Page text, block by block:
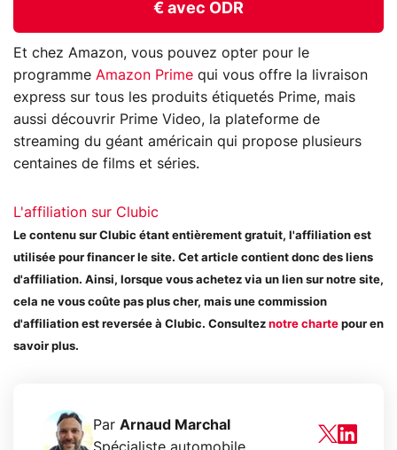
€ avec ODR
Et chez Amazon, vous pouvez opter pour le
programme Amazon Prime qui vous offre la livraison
express sur tous les produits étiquetés Prime, mais
aussi découvrir Prime Video, la plateforme de
streaming du géant américain qui propose plusieurs
centaines de films et séries.
L'affiliation sur Clubic
Le contenu sur Clubic étant entièrement gratuit, l'affiliation est
utilisée pour financer le site. Cet article contient donc des liens
d'affiliation. Ainsi, lorsque vous achetez via un lien sur notre site,
cela ne vous coûte pas plus cher, mais une commission
d'affiliation est reversée à Clubic. Consultez notre charte pour en
savoir plus.
Par Arnaud Marchal